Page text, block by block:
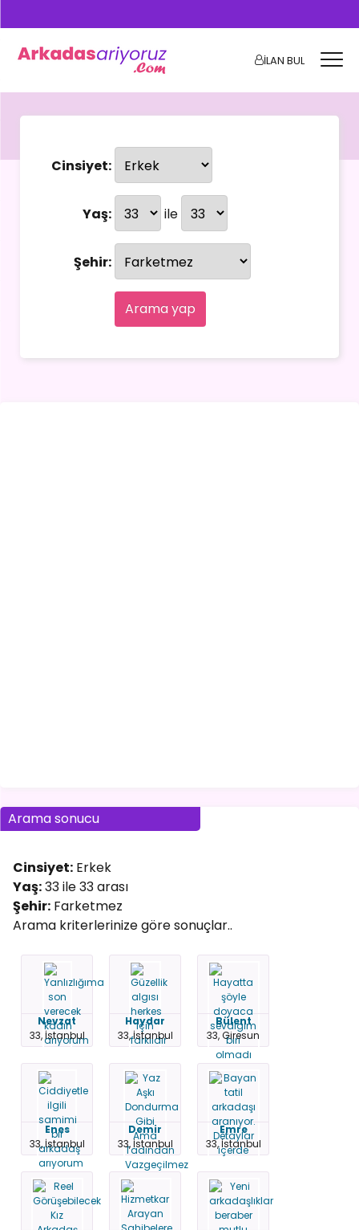
İLAN BUL
Cinsiyet:
Yaş: ile
Şehir:
Arama yap
Arama sonucu
Cinsiyet: Erkek
Yaş:33 ile 33 arası
Şehir: Farketmez
Arama kriterlerinize göre sonuçlar..
Nevzat
33, İstanbul
Haydar
33, İstanbul
Bülent
33, Giresun
Enes
33, İstanbul
Demir
33, İstanbul
Emre
33, İstanbul